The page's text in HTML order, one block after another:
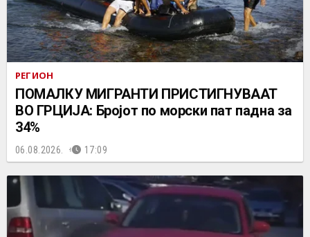
РЕГИОН
ПОМАЛКУ МИГРАНТИ ПРИСТИГНУВААТ
ВО ГРЦИЈА: Бројот по морски пат падна за
34%
06.08.2026. 17:09